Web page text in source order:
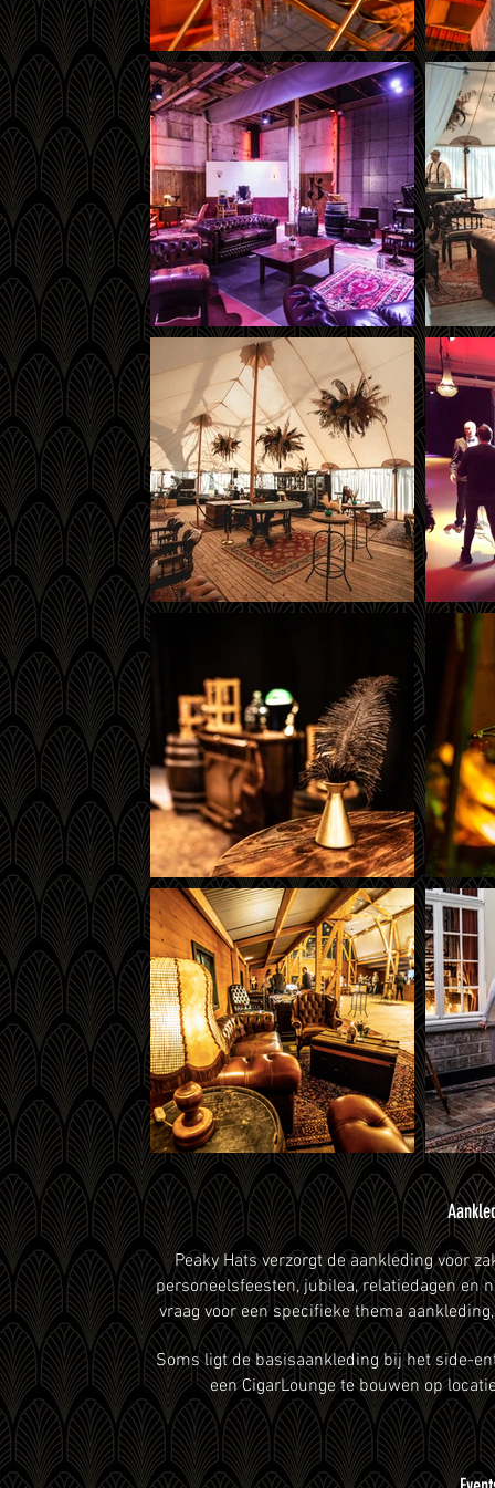
Peaky Hats verzorgt de aankleding voor
personeelsfeesten, jubilea, relatiedagen en
vraag voor een specifieke thema
Soms ligt de basisaankleding bij het side-
een CigarLounge te bouwen op